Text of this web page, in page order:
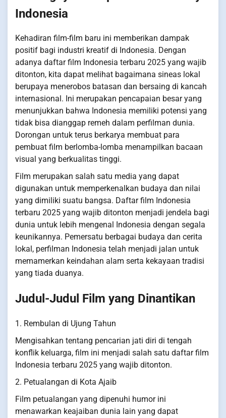
Indonesia
Kehadiran film-film baru ini memberikan dampak
positif bagi industri kreatif di Indonesia. Dengan
adanya daftar film Indonesia terbaru 2025 yang wajib
ditonton, kita dapat melihat bagaimana sineas lokal
berupaya menerobos batasan dan bersaing di kancah
internasional. Ini merupakan pencapaian besar yang
menunjukkan bahwa Indonesia memiliki potensi yang
tidak bisa dianggap remeh dalam perfilman dunia.
Dorongan untuk terus berkarya membuat para
pembuat film berlomba-lomba menampilkan bacaan
visual yang berkualitas tinggi.
Film merupakan salah satu media yang dapat
digunakan untuk memperkenalkan budaya dan nilai
yang dimiliki suatu bangsa. Daftar film Indonesia
terbaru 2025 yang wajib ditonton menjadi jendela bagi
dunia untuk lebih mengenal Indonesia dengan segala
keunikannya. Pemersatu berbagai budaya dan cerita
lokal, perfilman Indonesia telah menjadi jalan untuk
memamerkan keindahan alam serta kekayaan tradisi
yang tiada duanya.
Judul-Judul Film yang Dinantikan
1. Rembulan di Ujung Tahun
Mengisahkan tentang pencarian jati diri di tengah
konflik keluarga, film ini menjadi salah satu daftar film
Indonesia terbaru 2025 yang wajib ditonton.
2. Petualangan di Kota Ajaib
Film petualangan yang dipenuhi humor ini
menawarkan keajaiban dunia lain yang dapat